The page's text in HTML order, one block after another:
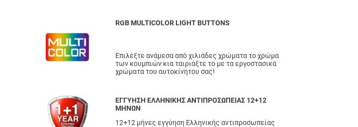
RGB MULTICOLOR LIGHT BUTTONS
Επιλέξτε ανάμεσα από χιλιάδες χρώματα το χρώμα
των κουμπιών κια ταιριάξτε το με τα εργοστασικά
χρώματα του αυτοκίνητου σας!
ΕΓΓΥΗΣΗ ΕΛΛΗΝΙΚΗΣ ΑΝΤΙΠΡΟΣΩΠΕΙΑΣ 12+12
ΜΗΝΩΝ
12+12 μήνες εγγύηση Ελληνικής αντιπροσωπείας